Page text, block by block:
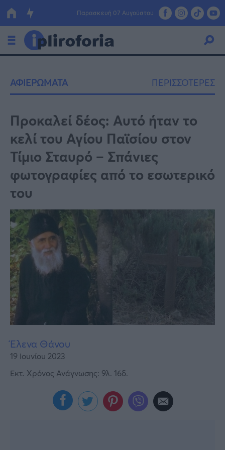
Παρασκευή 07 Αυγούστου
Οικονομία
Πολιτική
Τράπεζες
Επιδοτήσεις
ΕΣΠΑ
Κόσμος
Lifestyle
Αθλητικά
Υγεία
Γυναίκα
Καιρός
ΑΦΙΕΡΩΜΑΤΑ ΠΕΡΙΣΣΟΤΕΡΕΣ
Προκαλεί δέος: Αυτό ήταν το
κελί του Αγίου Παϊσίου στον
Τίμιο Σταυρό – Σπάνιες
φωτογραφίες από το εσωτερικό
του
Έλενα Θάνου
19 Ιουνίου 2023
Εκτ. Χρόνος Ανάγνωσης: 9λ. 16δ.